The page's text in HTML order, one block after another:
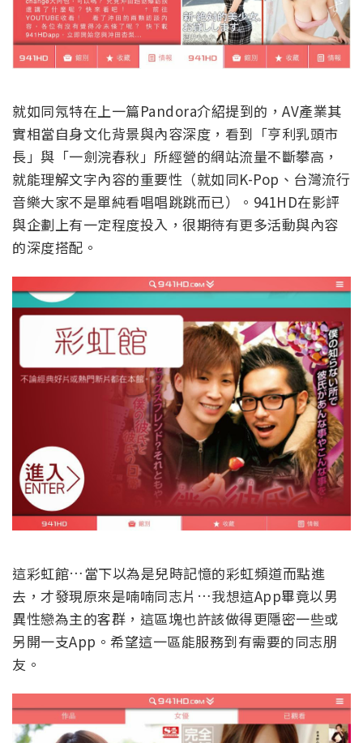
就如同氖特在上一篇Pandora介紹提到的，AV產業其
實相當自身文化背景與內容深度，看到「亨利乳頭市
長」與「一劍浣春秋」所經營的網站流量不斷攀高，
就能理解文字內容的重要性（就如同K-Pop、台灣流行
音樂大家不是單純看唱唱跳跳而已）。941HD在影評
與企劃上有一定程度投入，很期待有更多活動與內容
的深度搭配。
這彩虹館…當下以為是兒時記憶的彩虹頻道而點進
去，才發現原來是喃喃同志片…我想這App畢竟以男
異性戀為主的客群，這區塊也許該做得更隱密一些或
另開一支App。希望這一區能服務到有需要的同志朋
友。